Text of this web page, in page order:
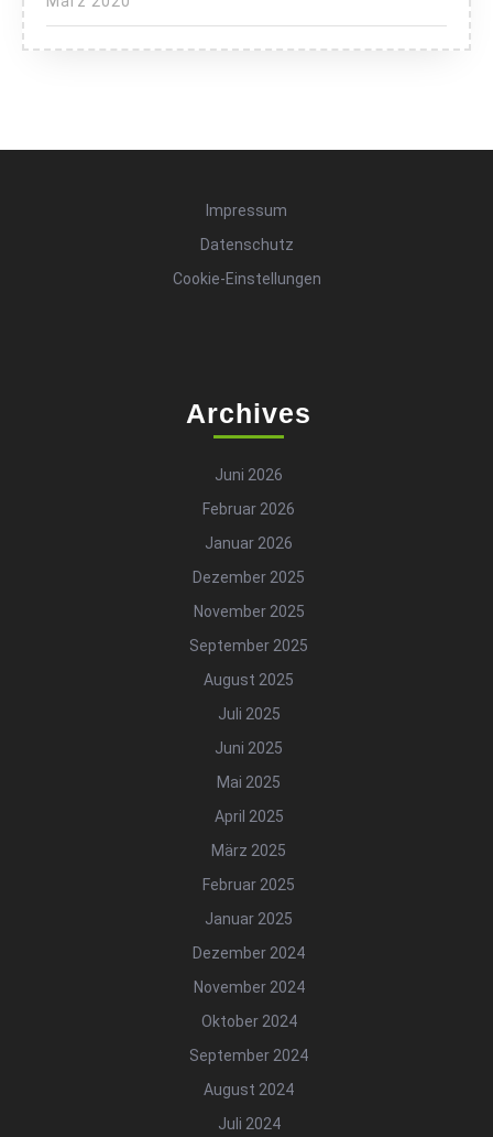
Impressum
Datenschutz
Cookie-Einstellungen
Archives
Juni 2026
Februar 2026
Januar 2026
Dezember 2025
November 2025
September 2025
August 2025
Juli 2025
Juni 2025
Mai 2025
April 2025
März 2025
Februar 2025
Januar 2025
Dezember 2024
November 2024
Oktober 2024
September 2024
August 2024
Juli 2024